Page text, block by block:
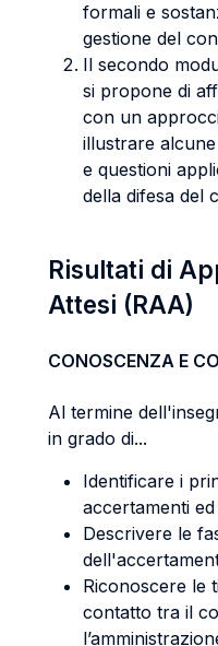
formali e
gestione del
Il secondo
si propone di
con un
illustrare
e questioni
della difesa del
Risultati di
Attesi (RAA)
CONOSCENZA E
Al termine
in grado di...
Identificare i
accertamenti
Descrivere le
Riconoscere le
contatto tra il